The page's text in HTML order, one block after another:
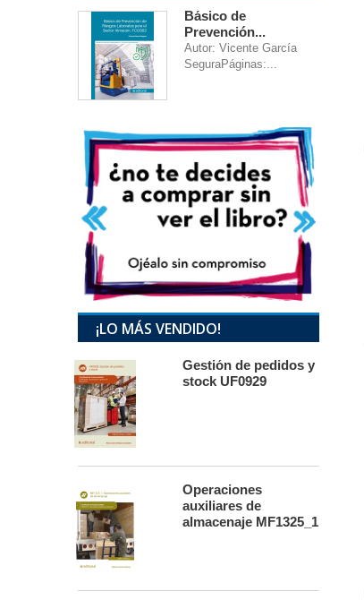
Básico de
Prevención...
Autor: Vicente García
SeguraPáginas:...
¡LO MÁS VENDIDO!
Gestión de pedidos y
stock UF0929
Operaciones
auxiliares de
almacenaje MF1325_1